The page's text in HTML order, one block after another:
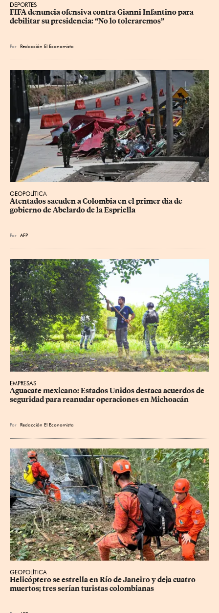
DEPORTES
FIFA denuncia ofensiva contra Gianni Infantino para
debilitar su presidencia: “No lo toleraremos”
Por Redacción El Economista
GEOPOLÍTICA
Atentados sacuden a Colombia en el primer día de
gobierno de Abelardo de la Espriella
Por AFP
EMPRESAS
Aguacate mexicano: Estados Unidos destaca acuerdos de
seguridad para reanudar operaciones en Michoacán
Por Redacción El Economista
GEOPOLÍTICA
Helicóptero se estrella en Río de Janeiro y deja cuatro
muertos; tres serían turistas colombianas